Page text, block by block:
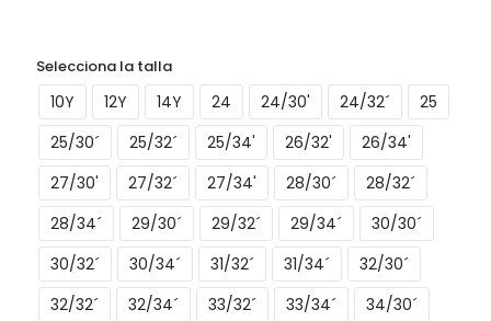
Selecciona la talla
10Y 12Y 14Y 24 24/30' 24/32´
25
25/30´
25/32´ 25/34' 26/32'
26/34'
27/30'
27/32´ 27/34' 28/30´
28/32´
28/34´
29/30´ 29/32´ 29/34´
30/30´
30/32´
30/34´ 31/32´ 31/34´
32/30´
32/32´
32/34´ 33/32´ 33/34´
34/30´